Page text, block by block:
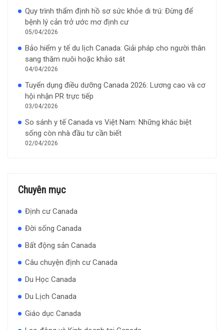
Quy trình thẩm định hồ sơ sức khỏe di trú: Đừng để
bệnh lý cản trở ước mơ định cư
05/04/2026
Bảo hiểm y tế du lịch Canada: Giải pháp cho người thân
sang thăm nuôi hoặc khảo sát
04/04/2026
Tuyển dụng điều dưỡng Canada 2026: Lương cao và cơ
hội nhận PR trực tiếp
03/04/2026
So sánh y tế Canada vs Việt Nam: Những khác biệt
sống còn nhà đầu tư cần biết
02/04/2026
Chuyên mục
Định cư Canada
Đời sống Canada
Bất động sản Canada
Câu chuyện định cư Canada
Du Học Canada
Du Lịch Canada
Giáo dục Canada